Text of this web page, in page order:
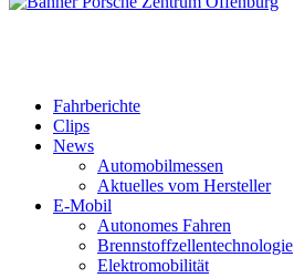
Fahrberichte
Clips
News
Automobilmessen
Aktuelles vom Hersteller
E-Mobil
Autonomes Fahren
Brennstoffzellentechnologie
Elektromobilität